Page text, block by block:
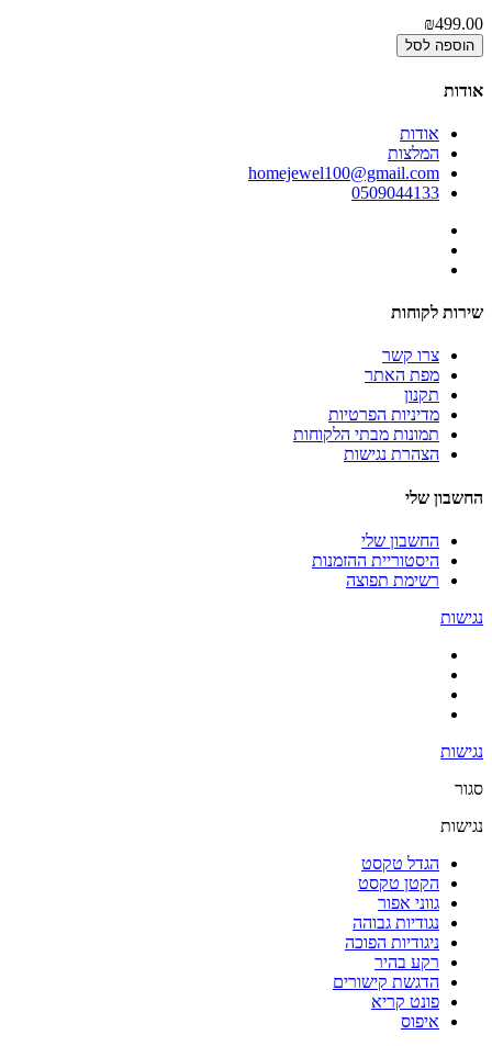
₪499.00
הוספה לסל
אודות
אודות
המלצות
homejewel100@gmail.com
0509044133
שירות לקוחות
צרו קשר
מפת האתר
תקנון
מדיניות הפרטיות
תמונות מבתי הלקוחות
הצהרת נגישות
החשבון שלי
החשבון שלי
היסטוריית ההזמנות
רשימת תפוצה
נגישות
נגישות
סגור
נגישות
הגדל טקסט
הקטן טקסט
גווני אפור
נגודיות גבוהה
ניגודיות הפוכה
רקע בהיר
הדגשת קישורים
פונט קריא
איפוס